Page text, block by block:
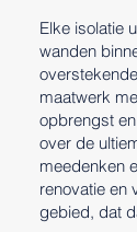
Elke isolatie
wanden
maatwerk
opbrengst
over de
meedenken
renovatie en
gebied, dat